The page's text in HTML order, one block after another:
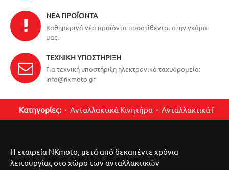
ΝΈΑ ΠΡΟΪΌΝΤΑ
Καθημερινά νέα προϊόντα προστίθενται στην γκάμα
μας.
ΤΕΧΝΙΚΉ ΥΠΟΣΤΉΡΙΞΗ
Για τεχνική υποστήριξη ηλεκτρονικό ταχυδρομείο:
info@nkmoto.gr
Κατηγορίες: Ανταλλακτικά Κινητήρα Ανταλλακτικά
Η εταιρεία NKmoto, μετά από δεκαπέντε χρόνια
λειτουργίας στο χώρο των ανταλλακτικών